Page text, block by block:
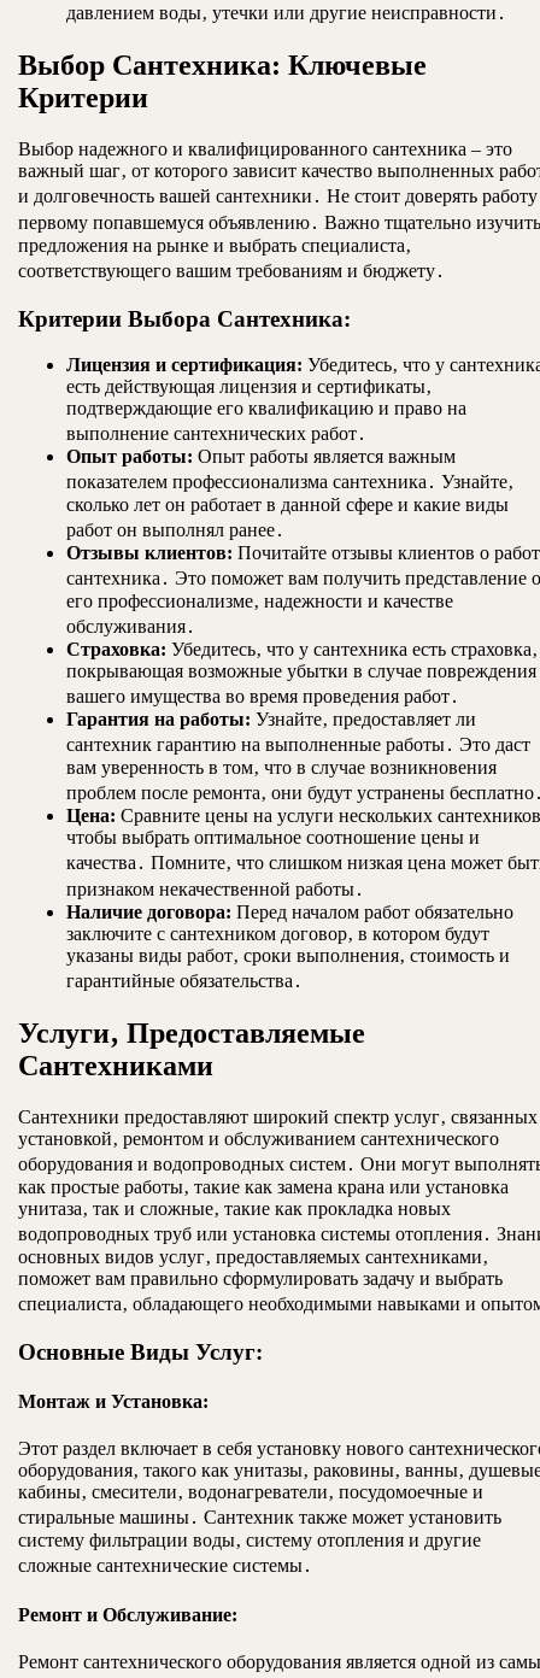
давлением воды‚ утечки или другие неисправности․
Выбор Сантехника: Ключевые
Критерии
Выбор надежного и квалифицированного сантехника – это
важный шаг‚ от которого зависит качество выполненных
и долговечность вашей сантехники․ Не стоит доверять работу
первому попавшемуся объявлению․ Важно тщательно изучить
предложения на рынке и выбрать специалиста‚
соответствующего вашим требованиям и бюджету․
Критерии Выбора Сантехника:
Лицензия и сертификация: Убедитесь‚ что у
есть действующая лицензия и сертификаты‚
подтверждающие его квалификацию и право на
выполнение сантехнических работ․
Опыт работы: Опыт работы является важным
показателем профессионализма сантехника․ Узнайте‚
сколько лет он работает в данной сфере и какие виды
работ он выполнял ранее․
Отзывы клиентов: Почитайте отзывы клиентов о
сантехника․ Это поможет вам получить представление о
его профессионализме‚ надежности и качестве
обслуживания․
Страховка: Убедитесь‚ что у сантехника есть страховка‚
покрывающая возможные убытки в случае повреждения
вашего имущества во время проведения работ․
Гарантия на работы: Узнайте‚ предоставляет ли
сантехник гарантию на выполненные работы․ Это даст
вам уверенность в том‚ что в случае возникновения
проблем после ремонта‚ они будут устранены
Цена: Сравните цены на услуги нескольких
чтобы выбрать оптимальное соотношение цены и
качества․ Помните‚ что слишком низкая цена может
признаком некачественной работы․
Наличие договора: Перед началом работ обязательно
заключите с сантехником договор‚ в котором будут
указаны виды работ‚ сроки выполнения‚ стоимость и
гарантийные обязательства․
Услуги‚ Предоставляемые
Сантехниками
Сантехники предоставляют широкий спектр услуг‚ связанных
установкой‚ ремонтом и обслуживанием сантехнического
оборудования и водопроводных систем․ Они могут
как простые работы‚ такие как замена крана или установка
унитаза‚ так и сложные‚ такие как прокладка новых
водопроводных труб или установка системы отопления․
основных видов услуг‚ предоставляемых сантехниками‚
поможет вам правильно сформулировать задачу и выбрать
специалиста‚ обладающего необходимыми навыками и
Основные Виды Услуг:
Монтаж и Установка:
Этот раздел включает в себя установку нового
оборудования‚ такого как унитазы‚ раковины‚ ванны‚
кабины‚ смесители‚ водонагреватели‚ посудомоечные и
стиральные машины․ Сантехник также может установить
систему фильтрации воды‚ систему отопления и другие
сложные сантехнические системы․
Ремонт и Обслуживание:
Ремонт сантехнического оборудования является одной из